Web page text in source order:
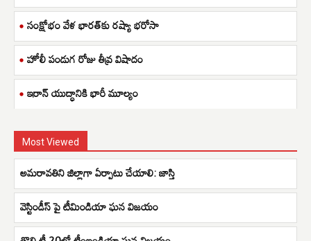
సంక్షోభం వేళ భారత్‌కు రష్యా భరోసా
హోలీ పండుగ రోజు తీవ్ర విషాదం
ఇరాన్ యుద్ధానికి భారీ మూల్యం
Most Viewed
అమరావతిని జిల్లాగా ఏర్పాటు చేయాలి: జాస్తి
వెస్టిండీస్ పై టీమిండియా ఘన విజయం